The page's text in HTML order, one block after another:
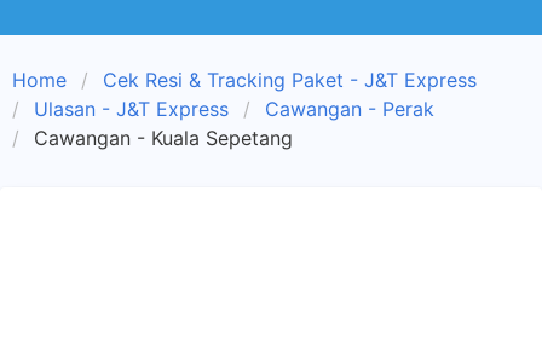
Home
Cek Resi & Tracking Paket - J&T Express
Ulasan - J&T Express
Cawangan - Perak
Cawangan - Kuala Sepetang